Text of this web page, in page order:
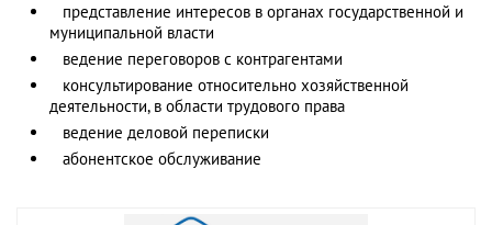
представление интересов в органах государственной и
муниципальной власти
ведение переговоров с контрагентами
консультирование относительно хозяйственной
деятельности, в области трудового права
ведение деловой переписки
абонентское обслуживание